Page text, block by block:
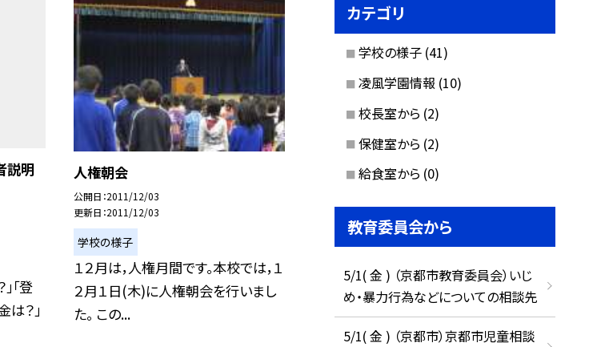
説明
「登
は？」
人権朝会
公開日 2011/12/03
更新日 2011/12/03
学校の様子
１２月は，人権月間です。本校では，１
２月１日(木)に人権朝会を行いまし
た。 この...
カテゴリ
学校の様子 (41)
凌風学園情報 (10)
校長室から (2)
保健室から (2)
給食室から (0)
教育委員会から
5/1( 金 ) （京都市教育委員会）いじ
め・暴力行為などについての相談先
5/1( 金 ) （京都市）京都市児童相談